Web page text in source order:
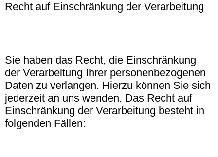
Recht auf Einschränkung der Verarbeitung
Sie haben das Recht, die Einschränkung
der Verarbeitung Ihrer personenbezogenen
Daten zu verlangen. Hierzu können Sie sich
jederzeit an uns wenden. Das Recht auf
Einschränkung der Verarbeitung besteht in
folgenden Fällen: